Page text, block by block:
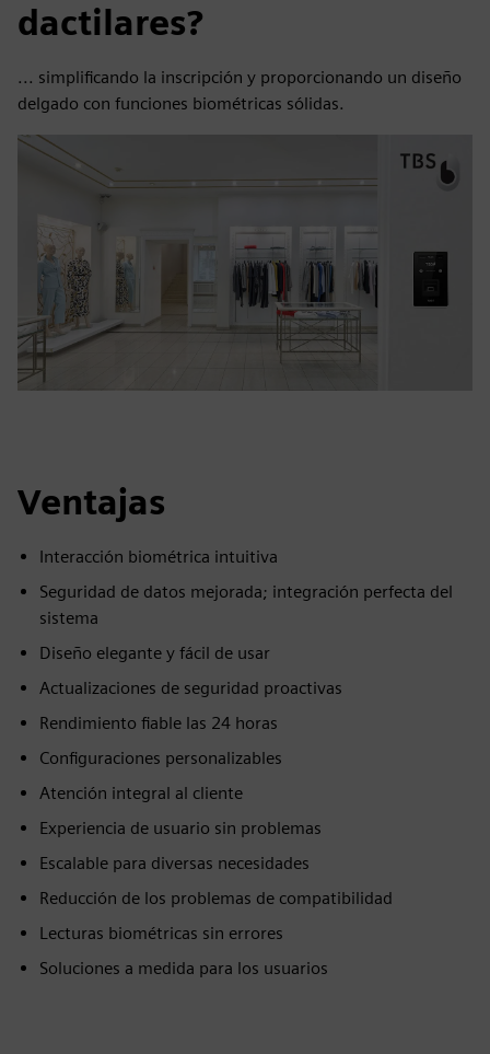
dactilares?
... simplificando la inscripción y proporcionando un diseño
delgado con funciones biométricas sólidas.
Ventajas
Interacción biométrica intuitiva
Seguridad de datos mejorada; integración perfecta del
sistema
Diseño elegante y fácil de usar
Actualizaciones de seguridad proactivas
Rendimiento fiable las 24 horas
Configuraciones personalizables
Atención integral al cliente
Experiencia de usuario sin problemas
Escalable para diversas necesidades
Reducción de los problemas de compatibilidad
Lecturas biométricas sin errores
Soluciones a medida para los usuarios